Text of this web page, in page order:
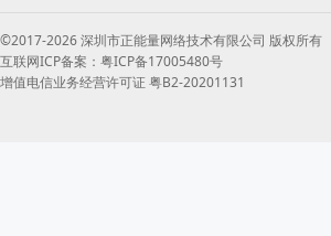
©2017-2026 深圳市正能量网络技术有限公司 版权所有
互联网ICP备案：粤ICP备17005480号
增值电信业务经营许可证 粤B2-20201131